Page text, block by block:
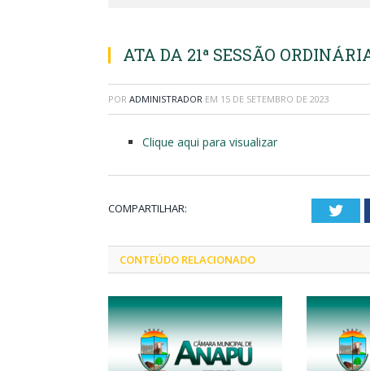
ATA DA 21ª SESSÃO
POR ADMINISTRADOR EM 15 DE SETEMBRO DE 2023
Clique aqui para visualizar
COMPARTILHAR:
CONTEÚDO RELACIONADO